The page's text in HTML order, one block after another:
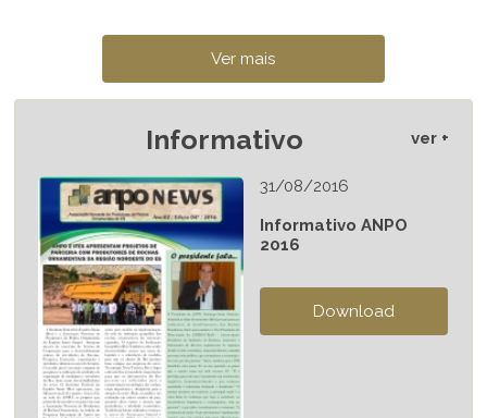
Informativo ver +
31/08/2016
Informativo ANPO
2016